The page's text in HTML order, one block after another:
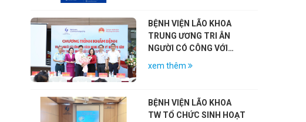
BỆNH VIỆN LÃO KHOA
TRUNG ƯƠNG TRI ÂN
NGƯỜI CÓ CÔNG VỚI
CÁCH MẠNG NHÂN KỶ
(27/7/1947 – 27/7/2026)
xem thêm
BỆNH VIỆN LÃO KHOA
TW TỔ CHỨC SINH HOẠT